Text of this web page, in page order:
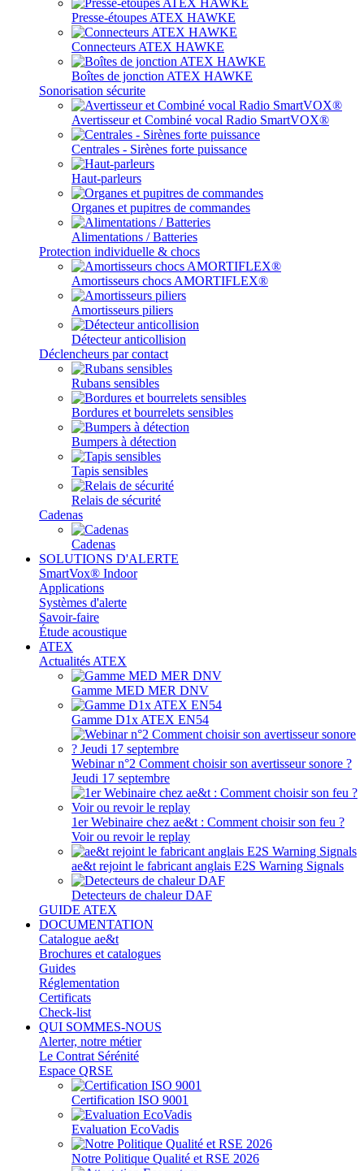
Presse-étoupes ATEX HAWKE
Connecteurs ATEX HAWKE
Boîtes de jonction ATEX HAWKE
Sonorisation sécurite
Avertisseur et Combiné vocal Radio SmartVOX®
Centrales - Sirènes forte puissance
Haut-parleurs
Organes et pupitres de commandes
Alimentations / Batteries
Protection individuelle & chocs
Amortisseurs chocs AMORTIFLEX®
Amortisseurs piliers
Détecteur anticollision
Déclencheurs par contact
Rubans sensibles
Bordures et bourrelets sensibles
Bumpers à détection
Tapis sensibles
Relais de sécurité
Cadenas
Cadenas
SOLUTIONS D'ALERTE
SmartVox® Indoor
Applications
Systèmes d'alerte
Savoir-faire
Étude acoustique
ATEX
Actualités ATEX
Gamme MED MER DNV
Gamme D1x ATEX EN54
Webinar n°2 Comment choisir son avertisseur sonore ?
Jeudi 17 septembre
1er Webinaire chez ae&t : Comment choisir son feu ?
Voir ou revoir le replay
ae&t rejoint le fabricant anglais E2S Warning Signals
Detecteurs de chaleur DAF
GUIDE ATEX
DOCUMENTATION
Catalogue ae&t
Brochures et catalogues
Guides
Réglementation
Certificats
Check-list
QUI SOMMES-NOUS
Alerter, notre métier
Le Contrat Sérénité
Espace QRSE
Certification ISO 9001
Evaluation EcoVadis
Notre Politique Qualité et RSE 2026